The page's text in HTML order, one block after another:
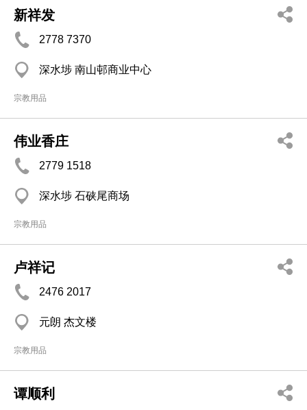
新祥发
2778 7370
深水埗 南山邨商业中心
宗教用品
伟业香庄
2779 1518
深水埗 石硖尾商场
宗教用品
卢祥记
2476 2017
元朗 杰文楼
宗教用品
谭顺利